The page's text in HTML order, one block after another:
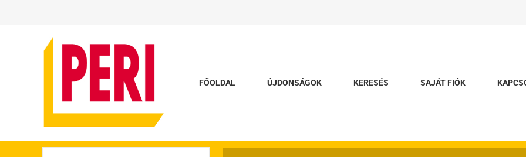
FŐOLDAL ÚJDONSÁGOK KERESÉS SAJÁT FIÓK